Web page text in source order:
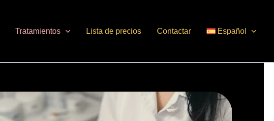
Tratamientos Lista de precios Contactar Español